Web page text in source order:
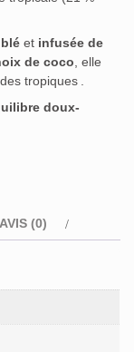
et infusée de
de coco , elle
tropiques .
doux-
AVIS (0)